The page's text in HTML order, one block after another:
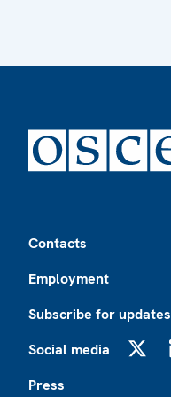
Contacts
Employment
Subscribe for updates
Social media
Press